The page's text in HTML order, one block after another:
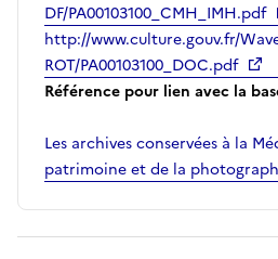
DF/PA00103100_CMH_IMH.pdf
http://www.culture.gouv.fr/
ROT/PA00103100_DOC.pdf
Référence pour lien avec la
Les archives conservées à la
patrimoine et de la